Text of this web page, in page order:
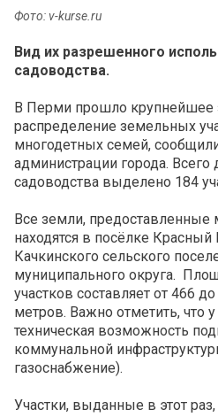
Фото: v-kurse.ru
Вид их разрешенного
садоводства.
В Перми прошло крупнейшее
распределение земельных
многодетных семей,
администрации города. Всего
садоводства выделено 184
Все земли,
находятся в посёлке Красный
Качкинского сельского
муниципального округа.
участков составляет от 466
метров. Важно отметить, что
техническая возможность
коммунальной
газоснабжение).
Участки, выданные в этот раз,